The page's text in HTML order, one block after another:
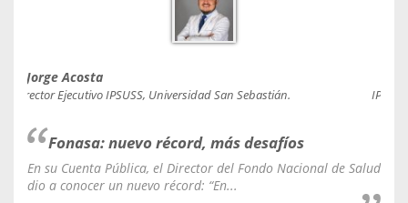
Jorge Acosta
Director Ejecutivo IPSUSS, Universidad San Sebastián.
Fonasa: nuevo récord, más desafíos
En su Cuenta Pública, el Director del Fondo Nacional de Salud
dio a conocer un nuevo récord: “En...